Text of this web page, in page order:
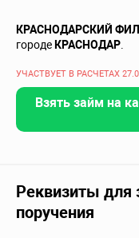
КРАСНОДАРСКИЙ
городе КРАСНОДАР
УЧАСТВУЕТ В РАСЧЕТАХ
Взять займ на
Реквизиты для
поручения